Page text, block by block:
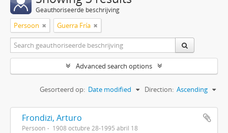
Geauthoriseerde beschrijving
Persoon Guerra Fría
Advanced search options
Gesorteerd op: Date modified Direction: Ascending
Frondizi, Arturo
Persoon 1908 octubre 28-1995 abril 18